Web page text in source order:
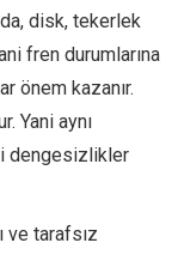
disk, tekerlek
fren durumlarına
önem kazanır.
Yani aynı
dengesizlikler
ve tarafsız